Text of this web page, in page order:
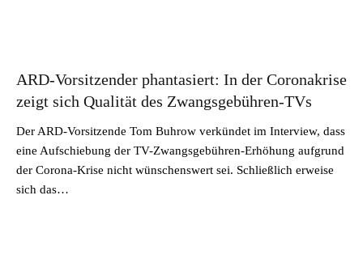
ARD-Vorsitzender phantasiert: In der Coronakrise
zeigt sich Qualität des Zwangsgebühren-TVs
Der ARD-Vorsitzende Tom Buhrow verkündet im Interview, dass
eine Aufschiebung der TV-Zwangsgebühren-Erhöhung aufgrund
der Corona-Krise nicht wünschenswert sei. Schließlich erweise
sich das…